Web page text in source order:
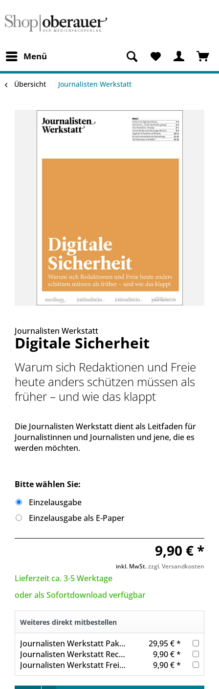
Menü
Übersicht Journalisten Werkstatt
Journalisten Werkstatt
Digitale Sicherheit
Warum sich Redaktionen und Freie
heute anders schützen müssen als
früher – und wie das klappt
Die Journalisten Werkstatt dient als Leitfaden für
Journalistinnen und Journalisten und jene, die es
werden möchten.
Bitte wählen Sie:
Einzelausgabe
Einzelausgabe als E-Paper
9,90 € *
inkl. MwSt.zzgl. Versandkosten
Lieferzeit ca. 3-5 Werktage
oder als Sofortdownload verfügbar
Weiteres direkt mitbestellen
Journalisten Werkstatt Paket: Multimedia 2
29,95 € *
Journalisten Werkstatt Recherchieren mit KI
9,90 € *
Journalisten Werkstatt Frei arbeiten und gut leben
9,90 € *